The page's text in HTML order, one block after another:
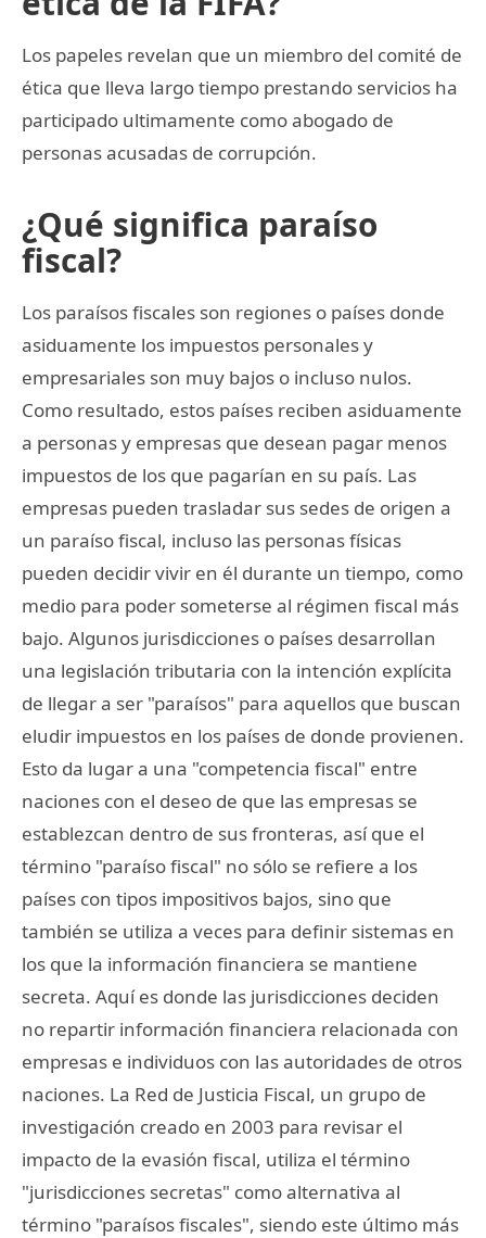
Los papeles revelan que un miembro del comité de
ética que lleva largo tiempo prestando servicios ha
participado ultimamente como abogado de
personas acusadas de corrupción.
¿Qué significa paraíso
fiscal?
Los paraísos fiscales son regiones o países donde
asiduamente los impuestos personales y
empresariales son muy bajos o incluso nulos.
Como resultado, estos países reciben asiduamente
a personas y empresas que desean pagar menos
impuestos de los que pagarían en su país. Las
empresas pueden trasladar sus sedes de origen a
un paraíso fiscal, incluso las personas físicas
pueden decidir vivir en él durante un tiempo, como
medio para poder someterse al régimen fiscal más
bajo. Algunos jurisdicciones o países desarrollan
una legislación tributaria con la intención explícita
de llegar a ser "paraísos" para aquellos que buscan
eludir impuestos en los países de donde provienen.
Esto da lugar a una "competencia fiscal" entre
naciones con el deseo de que las empresas se
establezcan dentro de sus fronteras, así que el
término "paraíso fiscal" no sólo se refiere a los
países con tipos impositivos bajos, sino que
también se utiliza a veces para definir sistemas en
los que la información financiera se mantiene
secreta. Aquí es donde las jurisdicciones deciden
no repartir información financiera relacionada con
empresas e individuos con las autoridades de otros
naciones. La Red de Justicia Fiscal, un grupo de
investigación creado en 2003 para revisar el
impacto de la evasión fiscal, utiliza el término
"jurisdicciones secretas" como alternativa al
término "paraísos fiscales", siendo este último más